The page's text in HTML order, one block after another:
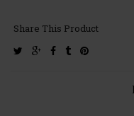
Share This Product
twittergoogle-facebook
tumblrpinterest